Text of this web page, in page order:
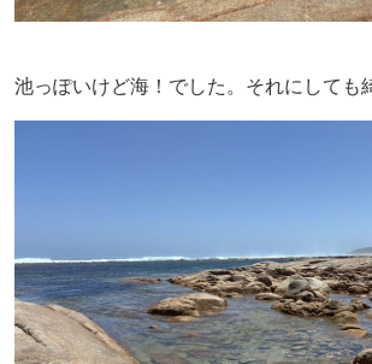
池っぽいけど海！でした。それにしても